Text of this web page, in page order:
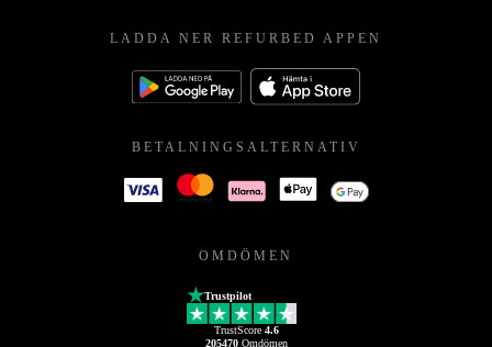
LADDA NER REFURBED APPEN
BETALNINGSALTERNATIV
OMDÖMEN
Trustpilot
TrustScore 4.6
205470Omdömen